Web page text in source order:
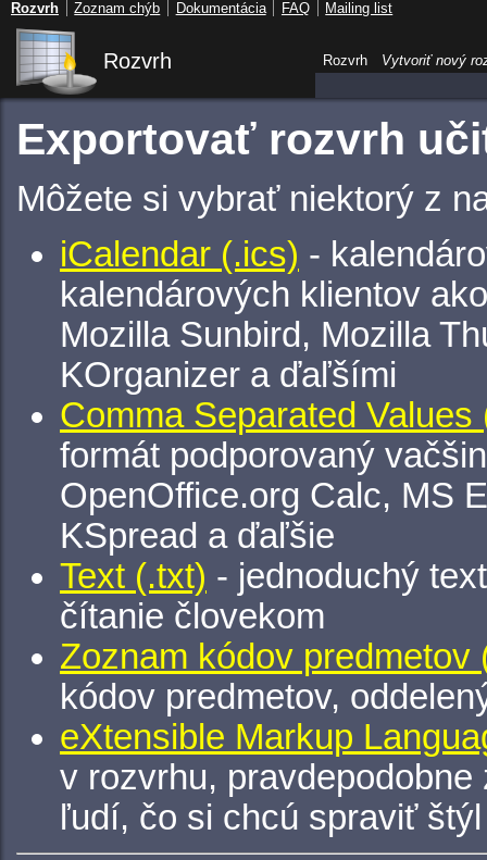
Rozvrh
Exportovať rozvrh
Môžete si vybrať niektorý z
iCalendar (.ics) -
kalendárových klientov
Mozilla Sunbird, Mozilla
KOrganizer a ďaľšími
Comma Separated Values
formát podporovaný
OpenOffice.org Calc, MS
KSpread a ďaľšie
Text (.txt) - jednoduchý
čítanie človekom
Zoznam kódov predmetov
kódov predmetov,
eXtensible Markup
v rozvrhu,
ľudí, čo si chcú spraviť
Rozvrh Vytvoriť nový
Rozvrh Zoznam chýb Dokumentácia FAQ Mailing list